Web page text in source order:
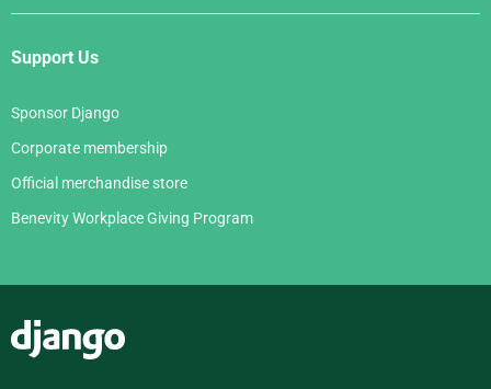
Support Us
Sponsor Django
Corporate membership
Official merchandise store
Benevity Workplace Giving Program